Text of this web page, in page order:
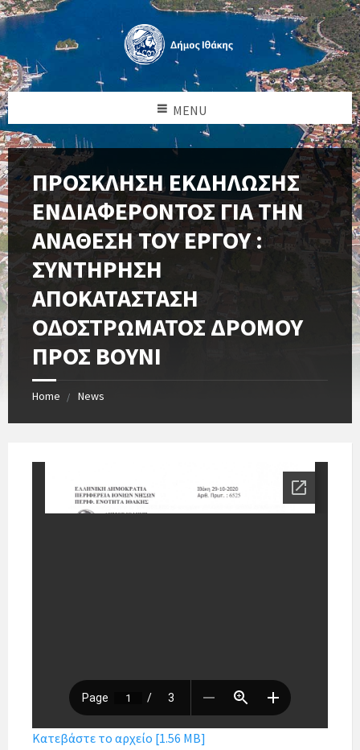
MENU
ΠΡΟΣΚΛΗΣΗ ΕΚΔΗΛΩΣΗΣ
ΕΝΔΙΑΦΕΡΟΝΤΟΣ ΓΙΑ ΤΗΝ
ΑΝΑΘΕΣΗ ΤΟΥ ΕΡΓΟΥ :
ΣΥΝΤΗΡΗΣΗ
ΑΠΟΚΑΤΑΣΤΑΣΗ
ΟΔΟΣΤΡΩΜΑΤΟΣ ΔΡΟΜΟΥ
ΠΡΟΣ ΒΟΥΝΙ
Home News
Κατεβάστε το αρχείο [1.56 MB]